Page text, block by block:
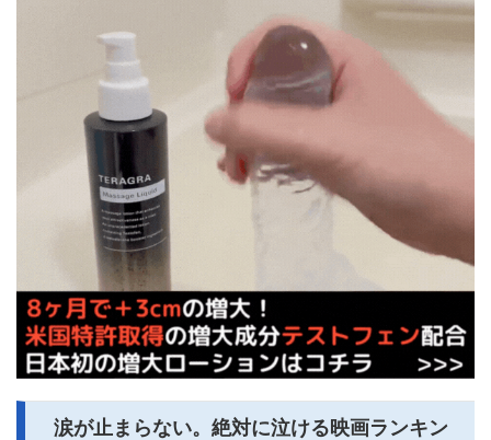
涙が止まらない。絶対に泣ける映画ランキン